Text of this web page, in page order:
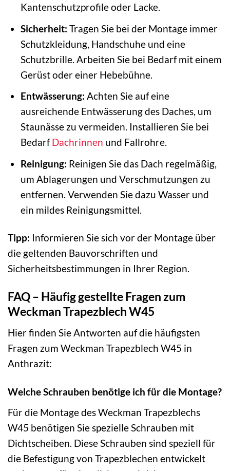
Kantenschutzprofile oder Lacke.
Sicherheit: Tragen Sie bei der Montage immer
Schutzkleidung, Handschuhe und eine
Schutzbrille. Arbeiten Sie bei Bedarf mit einem
Gerüst oder einer Hebebühne.
Entwässerung: Achten Sie auf eine
ausreichende Entwässerung des Daches, um
Staunässe zu vermeiden. Installieren Sie bei
BedarfDachrinnen und Fallrohre.
Reinigung: Reinigen Sie das Dach regelmäßig,
um Ablagerungen und Verschmutzungen zu
entfernen. Verwenden Sie dazu Wasser und
ein mildes Reinigungsmittel.
Tipp: Informieren Sie sich vor der Montage über
die geltenden Bauvorschriften und
Sicherheitsbestimmungen in Ihrer Region.
FAQ – Häufig gestellte Fragen zum
Weckman Trapezblech W45
Hier finden Sie Antworten auf die häufigsten
Fragen zum Weckman Trapezblech W45 in
Anthrazit:
Welche Schrauben benötige ich für die Montage?
Für die Montage des Weckman Trapezblechs
W45 benötigen Sie spezielle Schrauben mit
Dichtscheiben. Diese Schrauben sind speziell für
die Befestigung von Trapezblechen entwickelt